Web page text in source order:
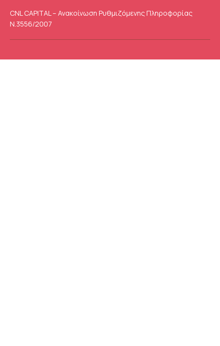
CNL CAPITAL – Ανακοίνωση Ρυθμιζόμενης Πληροφορίας
Ν.3556/2007